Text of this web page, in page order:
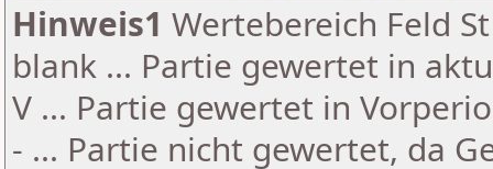
Hinweis1 Wertebereich Feld
blank ... Partie gewertet in
V ... Partie gewertet in
- ... Partie nicht gewertet, da